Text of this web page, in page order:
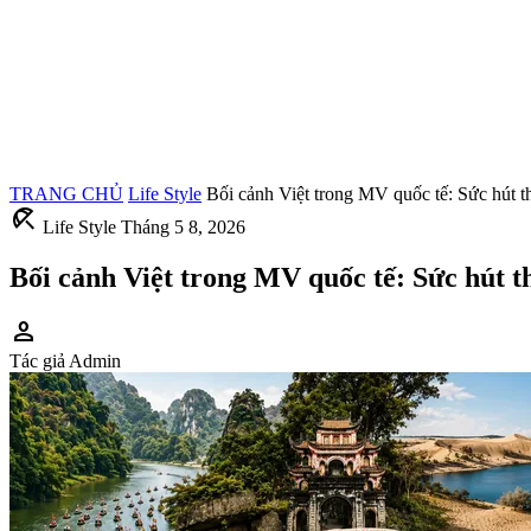
TRANG CHỦ Life Style Bối cảnh Việt trong MV quốc tế: Sức hút
beach_access Life Style Tháng 5 8, 2026
Bối cảnh Việt trong MV quốc tế: Sức hút
person
Tác giả Admin